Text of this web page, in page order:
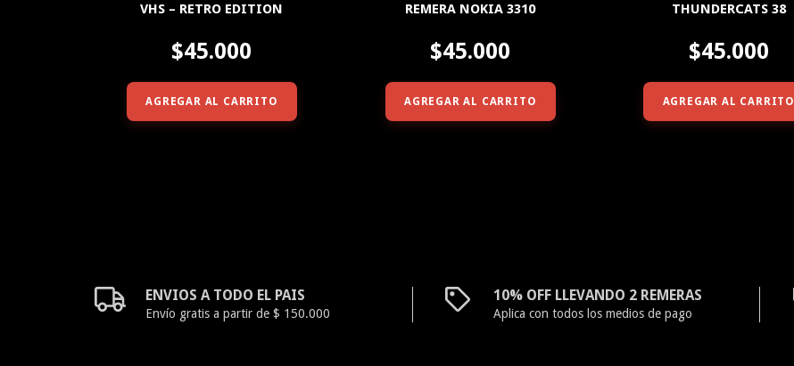
VHS – RETRO EDITION
$45.000
AGREGAR AL CARRITO
REMERA NOKIA 3310
$45.000
AGREGAR AL CARRITO
THUNDERCATS 38
$45.000
AGREGAR AL CARRITO
ENVIOS A TODO EL PAIS
Envío gratis a partir de $ 150.000
10% OFF LLEVANDO 2 REMERAS
Aplica con todos los medios de pago